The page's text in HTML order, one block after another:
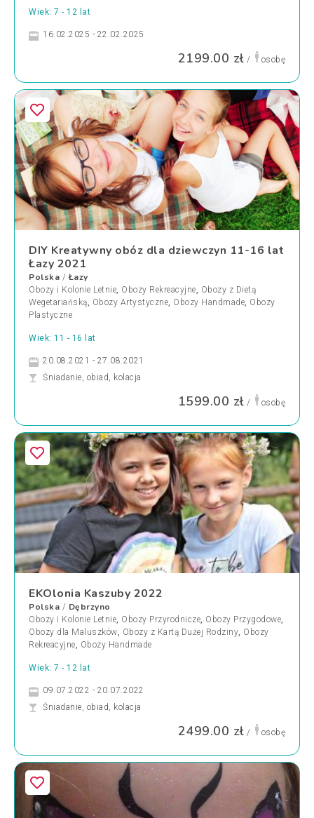
Wiek: 7 - 12 lat
16.02.2025 - 22.02.2025
2199.00 zł / osobę
DIY Kreatywny obóz dla dziewczyn 11-16 lat
Łazy 2021
Polska /Łazy
Obozy i Kolonie Letnie, Obozy Rekreacyjne, Obozy z Dietą
Wegetariańską, Obozy Artystyczne, Obozy Handmade, Obozy
Plastyczne
Wiek: 11 - 16 lat
20.08.2021 - 27.08.2021
Śniadanie, obiad, kolacja
1599.00 zł / osobę
EKOlonia Kaszuby 2022
Polska / Dębrzyno
Obozy i Kolonie Letnie, Obozy Przyrodnicze, Obozy Przygodowe,
Obozy dla Maluszków, Obozy z Kartą Dużej Rodziny, Obozy
Rekreacyjne, Obozy Handmade
Wiek: 7 - 12 lat
09.07.2022 - 20.07.2022
Śniadanie, obiad, kolacja
2499.00 zł / osobę